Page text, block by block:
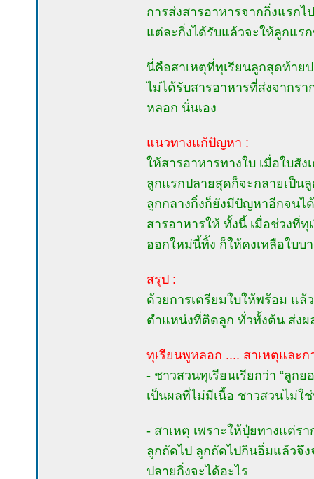
การส่งสารอาหารจากกิ่งแรก
แต่ละกิ่งได้รับแล้วจะให้ลูกแร
นี่คือสาเหตุที่ทุเรียนลูกสุดท้าย
ไม่ได้รับสารอาหารที่ส่งจากร
หลอก นั่นเอง
แนวทางแก้ปัญหา :
ให้สารอาหารทางใบ เมื่อใบสั
ลูกแรกปลายสุดก็จะกลายเป็น
ลูกกลางกิ่งก็ยังมีปัญหาอีกจนไ
สารอาหารให้ ทั้งนี้ เมื่อช่วงที่
ออกใหม่นี้ทิ้ง ก็ให้คงเหลือใบบ
สรุป :
ด้วยการเตรียมใบให้พร้อม แล้
ตำแหน่งที่ติดลูก ทั่วทั้งต้น ส่งผ
ทุเรียนพูหลอก .... สาเหตุและก
- ชาวสวนทุเรียนเรียกว่า “ลูก
เป็นผลที่ไม่มีเนื้อ ชาวสวนไม่ใ
- สาเหตุ เพราะให้ปุ๋ยทางแต่
ลูกถัดไป ลูกถัดไปกินอิ่มแล้วจึ
ปลายกิ่งจะได้อะไร